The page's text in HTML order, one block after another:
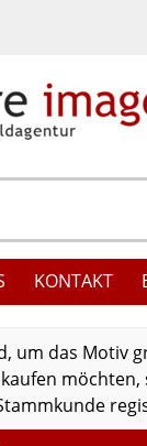
KONTAKT
um das Motiv